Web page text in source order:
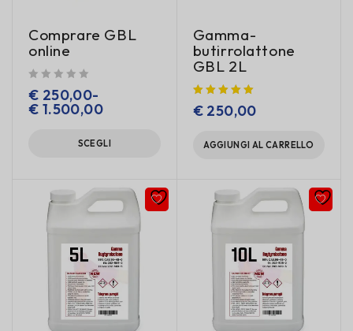
Comprare GBL
online
€ 250,00-
€ 1.500,00
SCEGLI
Gamma-
butirrolattone
GBL 2L
€250,00
AGGIUNGI AL CARRELLO